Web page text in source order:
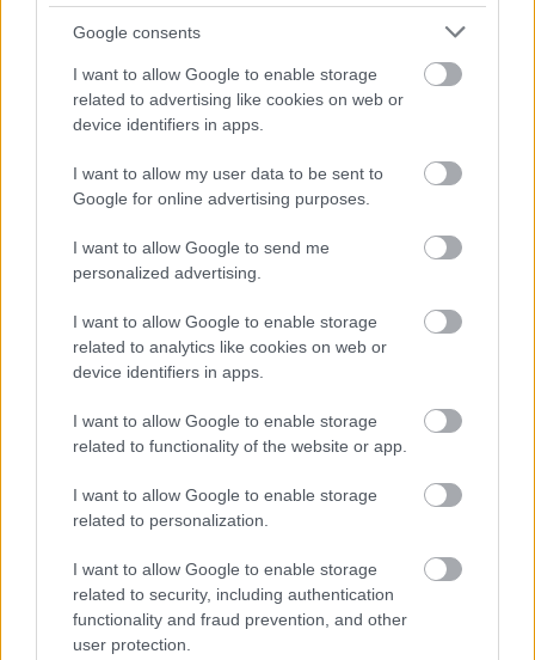
Google consents
I want to allow Google to enable storage
related to advertising like cookies on web or
device identifiers in apps.
I want to allow my user data to be sent to
Google for online advertising purposes.
I want to allow Google to send me
personalized advertising.
I want to allow Google to enable storage
related to analytics like cookies on web or
device identifiers in apps.
I want to allow Google to enable storage
related to functionality of the website or app.
I want to allow Google to enable storage
related to personalization.
I want to allow Google to enable storage
related to security, including authentication
functionality and fraud prevention, and other
user protection.
AC MilanvsManchester United2026-08-15 18:00
ELŐZŐ MÉRKŐZÉSEK
a ManUtdFanatics.hu működését!
Kapcsolódó hírek
SIR ALEX FERGUSON
FLETCHER "SZÜRREÁLIS"